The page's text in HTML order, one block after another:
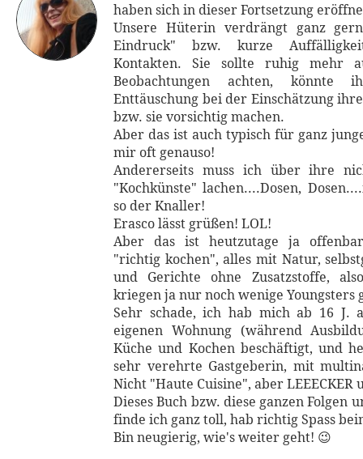
haben sich in dieser Fortsetzung
Unsere Hüterin verdrängt ganz
Eindruck" bzw. kurze
Kontakten. Sie sollte ruhig mehr
Beobachtungen achten, könnte
Enttäuschung bei der Einschätzung
bzw. sie vorsichtig machen.
Aber das ist auch typisch für ganz
mir oft genauso!
Andererseits muss ich über ihre
"Kochkünste" lachen....Dosen,
so der Knaller!
Erasco lässt grüßen! LOL!
Aber das ist heutzutage ja
"richtig kochen", alles mit Natur,
und Gerichte ohne Zusatzstoffe,
kriegen ja nur noch wenige Youngsters
Sehr schade, ich hab mich ab 16 J.
eigenen Wohnung (während
Küche und Kochen beschäftigt, und
sehr verehrte Gastgeberin, mit
Nicht "Haute Cuisine", aber LEEECKER
Dieses Buch bzw. diese ganzen Folgen
finde ich ganz toll, hab richtig Spass
Bin neugierig, wie's weiter geht! 😉